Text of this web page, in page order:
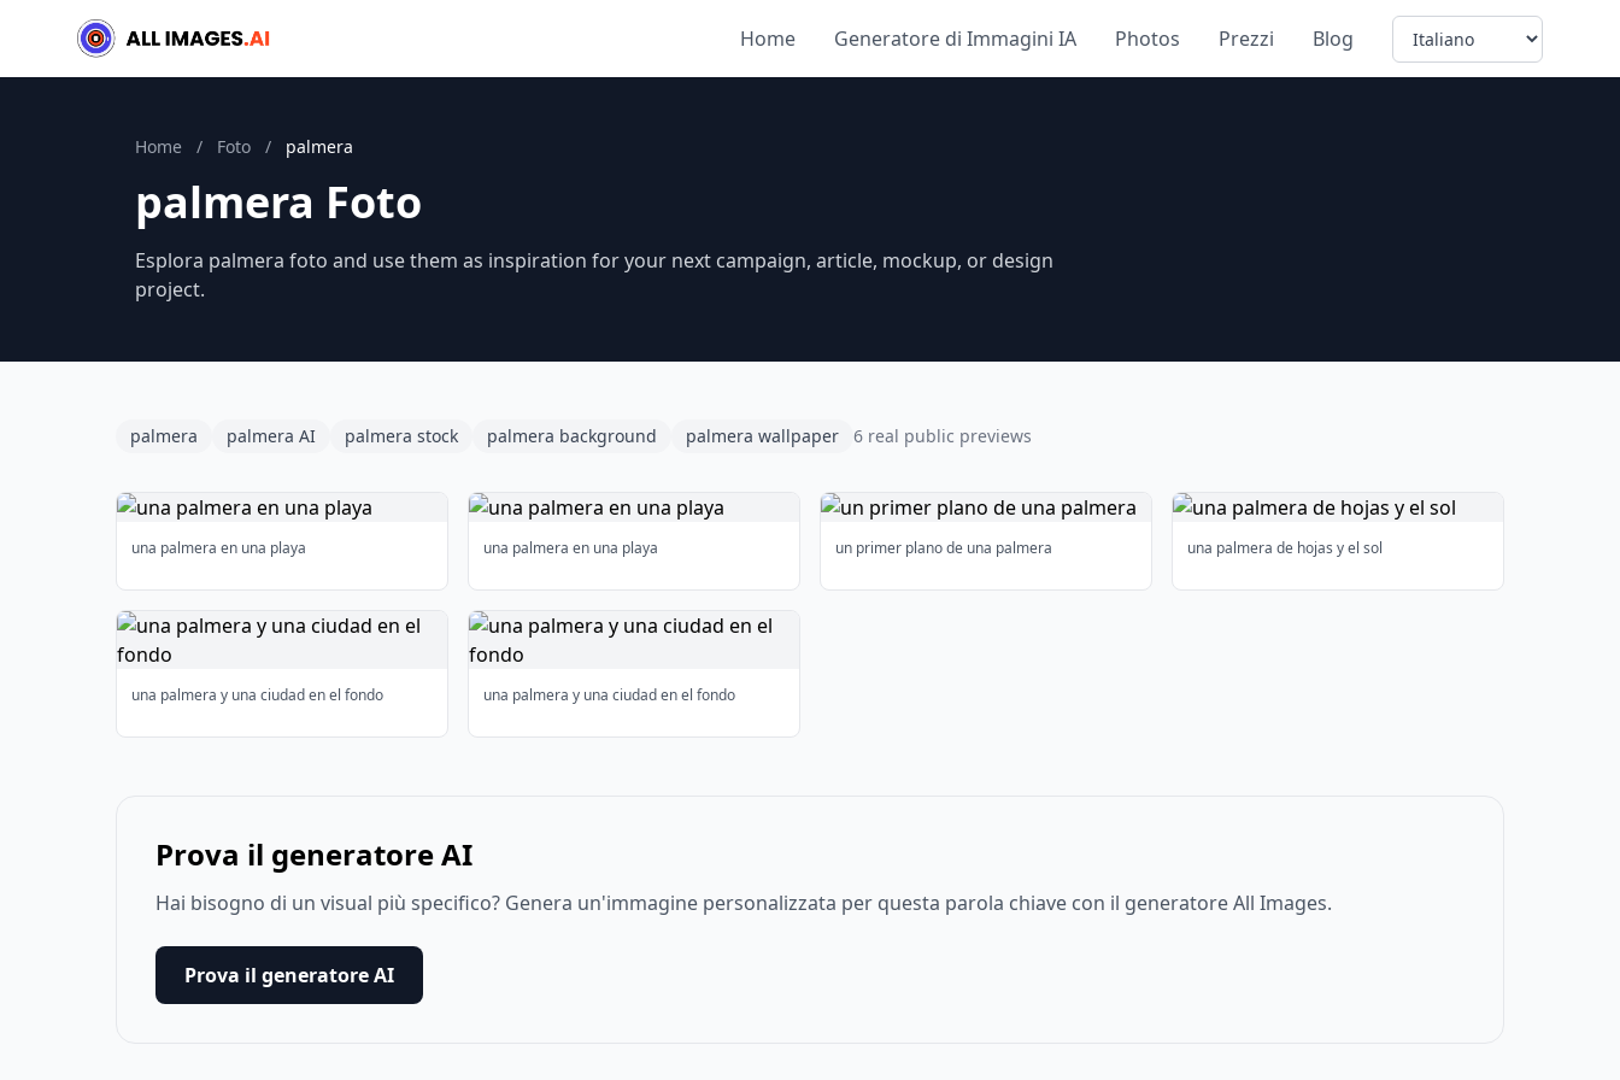
Home Generatore di Immagini IA Photos Prezzi Blog Language
Home / Foto / palmera
palmera Foto
Esplora palmera foto and use them as inspiration for your next campaign, article, mockup, or design
project.
palmera palmera AI palmera stock palmera background palmera wallpaper 6 real public previews
una palmera en una playa una palmera en una playa un primer plano de una palmera una palmera de hojas y el sol
una palmera y una ciudad en el fondo una palmera y una ciudad en el fondo
Prova il generatore AI
Hai bisogno di un visual più specifico? Genera un'immagine personalizzata per questa parola chiave con il generatore All Images.
Prova il generatore AI